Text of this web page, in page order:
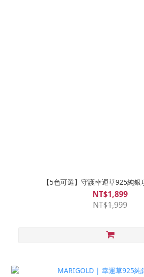
【5色可選】守護幸運草925純
NT$1,899
NT$1,999